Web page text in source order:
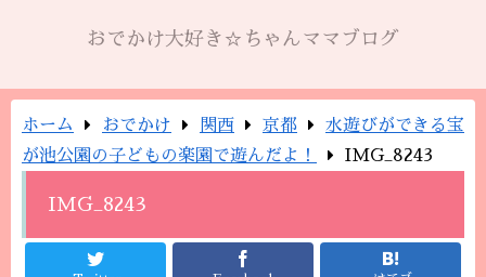
おでかけ大好き☆ちゃんママブログ
ホーム おでかけ 関西 京都
水遊びができる宝
が池公園の子どもの楽園で遊んだよ！
IMG_8243
IMG_8243